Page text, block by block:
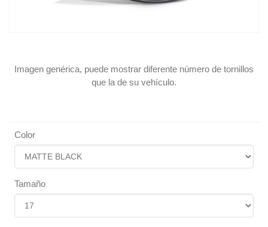
Imagen genérica, puede mostrar diferente número de tornillos
que la de su vehículo.
Color
Tamaño